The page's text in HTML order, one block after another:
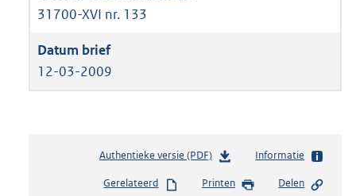
31700-XVI nr. 133
12-03-2009
Authentieke versie (PDF)b
s
Informatie
Gerelateerd Printen Delen